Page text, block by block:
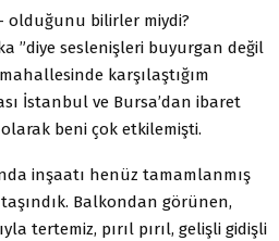
olduğunu bilirler miydi?
”diye seslenişleri buyurgan değil
karşılaştığım
İstanbul ve Bursa’dan ibaret
beni çok etkilemişti.
inşaatı henüz tamamlanmış
Balkondan görünen,
tertemiz, pırıl pırıl, gelişli gidişli